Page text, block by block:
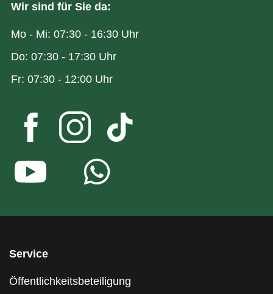
Service
Öffentlichkeitsbeteiligung
Wir sind für Sie da:
Mo - Mi: 07:30 - 16:30 Uhr
Do: 07:30 - 17:30 Uhr
Fr: 07:30 - 12:00 Uhr